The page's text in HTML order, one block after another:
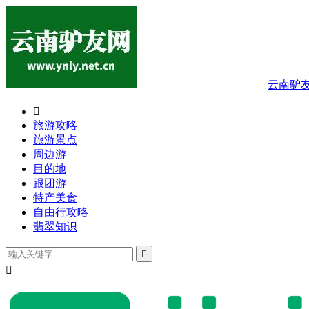
云南驴

旅游攻略
旅游景点
周边游
目的地
跟团游
特产美食
自由行攻略
翡翠知识

